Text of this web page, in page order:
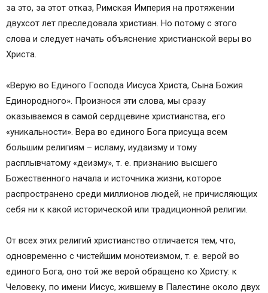
за это, за этот отказ, Римская Империя на протяжении
двухсот лет преследовала христиан. Но потому с этого
слова и следует начать объяснение христианской веры во
Христа.
«Верую во Единого Господа Иисуса Христа, Сына Божия
Единородного». Произнося эти слова, мы сразу
оказываемся в самой сердцевине христианства, его
«уникальности». Вера во единого Бога присуща всем
большим религиям – исламу, иудаизму и тому
расплывчатому «деизму», т. е. признанию высшего
Божественного начала и источника жизни, которое
распространено среди миллионов людей, не причисляющих
себя ни к какой исторической или традиционной религии.
От всех этих религий христианство отличается тем, что,
одновременно с чистейшим монотеизмом, т. е. верой во
единого Бога, оно той же верой обращено ко Христу: к
Человеку, по имени Иисус, жившему в Палестине около двух